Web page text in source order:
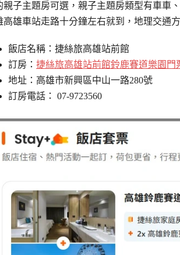
親子主題房可選，親子主題房類型有車車
高雄車站走路十分鐘左右就到，地理交通
飯店名稱：捷絲旅高雄站前館
訂房： 捷絲旅高雄站前館鈴鹿賽道樂園門
地址：高雄市新興區中山一路280號
訂房電話： 07-9723560